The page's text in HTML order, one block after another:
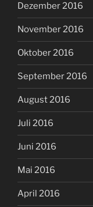
Dezember 2016
November 2016
Oktober 2016
September 2016
August 2016
Juli 2016
Juni 2016
Mai 2016
April 2016